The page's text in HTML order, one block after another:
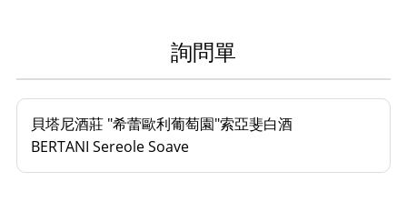
詢問單
貝塔尼酒莊 "希蕾歐利葡萄園"索亞斐白酒
BERTANI Sereole Soave